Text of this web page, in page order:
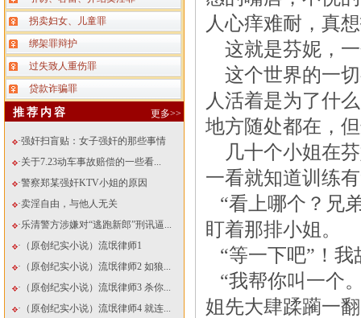
拐卖妇女、儿童罪
绑架罪辩护
过失致人重伤罪
贷款诈骗罪
推荐内容 更多>>
·强奸扫盲贴：女子强奸的那些事情
·关于7.23动车事故赔偿的一些看...
·警察郑某强奸KTV小姐的原因
·卖淫自由，与他人无关
·乐清警方涉嫌对“逃跑新郎”刑讯逼...
·（原创纪实小说）流氓律师1
·（原创纪实小说）流氓律师2 如狼...
·（原创纪实小说）流氓律师3 杀你...
·（原创纪实小说）流氓律师4 就连...
人心痒难耐，真
这就是芬妮，
这个世界的一切
人活着是为了什
地方随处都在，
几十个小姐在芬
一看就知道训练
“看上哪个？兄
盯着那排小姐。
“等一下吧”！我
“我帮你叫一个
姐先大肆蹂躏一